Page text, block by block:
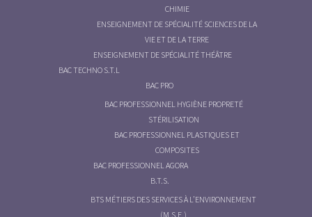
CHIMIE
ENSEIGNEMENT DE SPÉCIALITÉ SCIENCES DE LA
VIE ET DE LA TERRE
ENSEIGNEMENT DE SPÉCIALITÉ THÉÂTRE
BAC TECHNO S.T.L
BAC PRO
BAC PROFESSIONNEL HYGIÈNE PROPRETÉ
STÉRILISATION
BAC PROFESSIONNEL PLASTIQUES ET
COMPOSITES
BAC PROFESSIONNEL AGORA
B.T.S.
BTS MÉTIERS DES SERVICES À L’ENVIRONNEMENT
(M.S.E.)